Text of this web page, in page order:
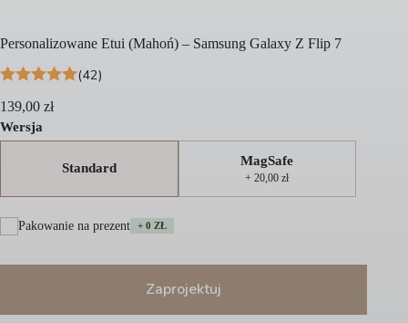
Personalizowane Etui (Mahoń) – Samsung Galaxy Z Flip 7
(42)
139,00 zł
Wersja
Standard
MagSafe
+ 20,00 zł
Pakowanie na prezent + 0 ZŁ
Zaprojektuj